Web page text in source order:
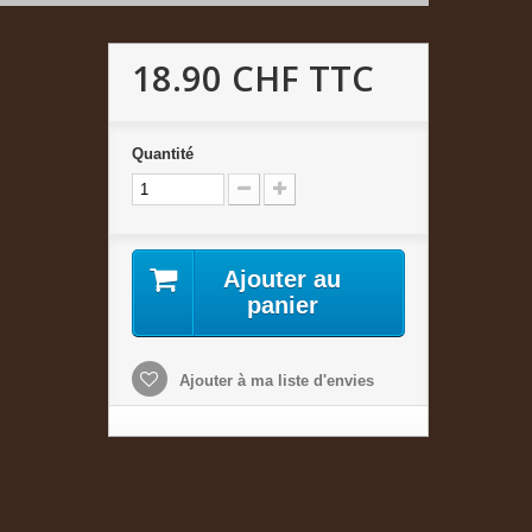
18.90 CHF TTC
Quantité
Ajouter au
panier
Ajouter à ma liste d'envies